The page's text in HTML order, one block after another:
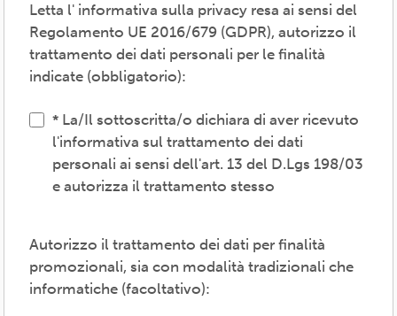
perseguire i valori propri del movimento
ARCI e affermati negli atti associativi
fondamentali -anche mediante attività,
convenzioni e servizi-, provvedere agli
vigenti, inviare comunicazioni promozionali.
Il trattamento verrà effettuato: con modalità
cartacea e/o informatica; in modo lecito,
interni e/o comunicando i dati a soggetti
esterni (amministrazioni/autorità; fornitori di
specifici servizi di supporto -es. consulenza
Letta l' informativa sulla privacy resa ai sensi del
Regolamento UE 2016/679 (GDPR), autorizzo il
trattamento dei dati personali per le finalità
indicate (obbligatorio):
La/Il sottoscritta/o dichiara di aver ricevuto
l'informativa sul trattamento dei dati
personali ai sensi dell'art. 13 del D.Lgs 198/03
e autorizza il trattamento stesso
Autorizzo il trattamento dei dati per finalità
promozionali, sia con modalità tradizionali che
informatiche (facoltativo):